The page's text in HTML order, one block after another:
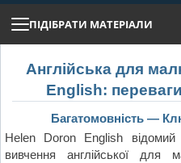
ПІДІБРАТИ МАТЕРІАЛИ
Англійська для
English:
Багатомовність —
Helen Doron English
вивчення англійської для